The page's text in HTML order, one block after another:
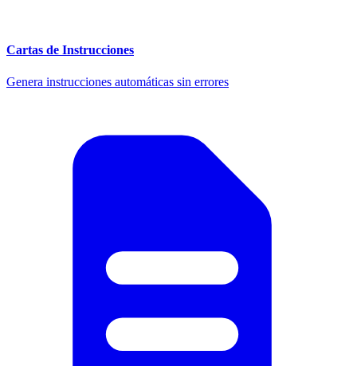
Cartas de Instrucciones
Genera instrucciones automáticas sin errores